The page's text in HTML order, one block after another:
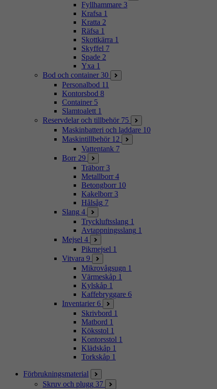
Fyllhammare 3
Krafsa 1
Kratta 2
Räfsa 1
Skottkärra 1
Skyffel 7
Spade 2
Yxa 1
Bod och container 30
Personalbod 11
Kontorsbod 8
Container 5
Slamtoalett 1
Reservdelar och tillbehör 75
Maskinbatteri och laddare 10
Maskintillbehör 12
Vattentank 7
Borr 29
Träborr 3
Metallborr 4
Betongborr 10
Kakelborr 3
Hålsåg 7
Slang 4
Tryckluftsslang 1
Avtappningsslang 1
Mejsel 4
Pikmejsel 1
Vitvara 9
Mikrovågsugn 1
Värmeskåp 1
Kylskåp 1
Kaffebryggare 6
Inventarier 6
Skrivbord 1
Matbord 1
Köksstol 1
Kontorsstol 1
Klädskåp 1
Torkskåp 1
Förbrukningsmaterial
Skruv och plugg 37